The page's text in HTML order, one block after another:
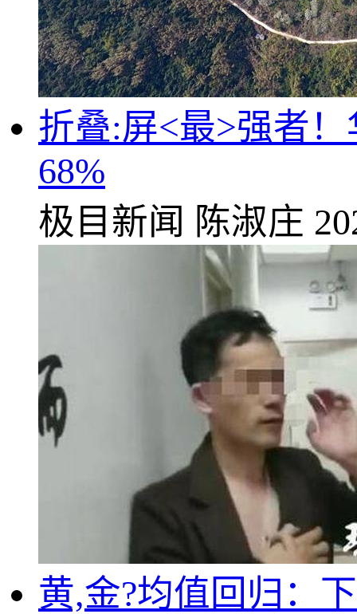
折叠:屏<最>强者
68%
极目新闻 陈淑庄
黄,金?均值回归：